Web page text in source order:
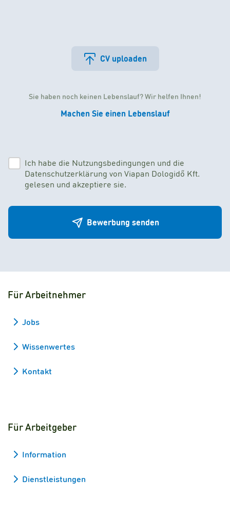
CV uploaden
Sie haben noch keinen Lebenslauf? Wir helfen Ihnen!
Machen Sie einen Lebenslauf
Ich habe die Nutzungsbedingungen und die
Datenschutzerklärung von Viapan Dologidő Kft.
gelesen und akzeptiere sie.
Bewerbung senden
Für Arbeitnehmer
Jobs
Wissenwertes
Kontakt
Für Arbeitgeber
Information
Dienstleistungen